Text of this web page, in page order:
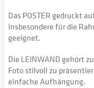
Das POSTER gedruckt
insbesondere für die
geeignet.
Die LEINWAND gehört
Foto stilvoll zu
einfache Aufhängung.